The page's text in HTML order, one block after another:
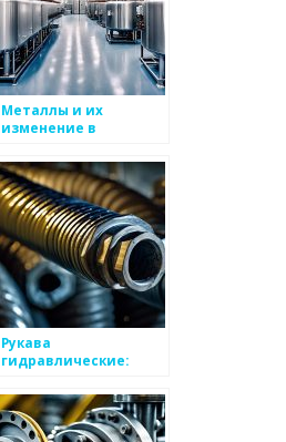
Металлы и их
изменение в
среде
Рукава
гидравлические:
безопасность в
работе с высоким
давлением